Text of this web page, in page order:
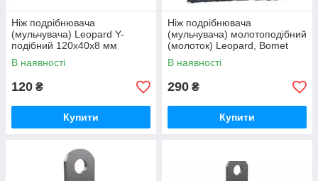
Ніж подрібнювача
(мульчувача) Leopard Y-
подібний 120х40х8 мм
(Польща)
В наявності
120 ₴
Купити
Ніж подрібнювача
(мульчувача) молотоподібний
(молоток) Leopard, Bomet
MAZZA37/14 (Eurozappa)
В наявності
290 ₴
Купити